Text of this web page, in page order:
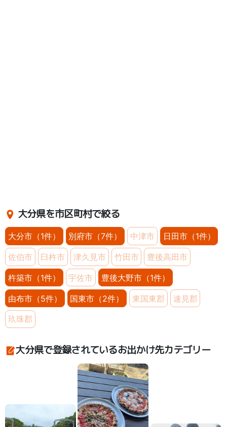
大分県を市区町村で絞る
大分市（1件） 別府市（7件） 中津市 日田市（1件）
佐伯市 臼杵市 津久見市 竹田市 豊後高田市
杵築市（1件） 宇佐市 豊後大野市（1件）
由布市（5件） 国東市（2件） 東国東郡 速見郡
玖珠郡
大分県で登録されているお出かけ先カテゴリー